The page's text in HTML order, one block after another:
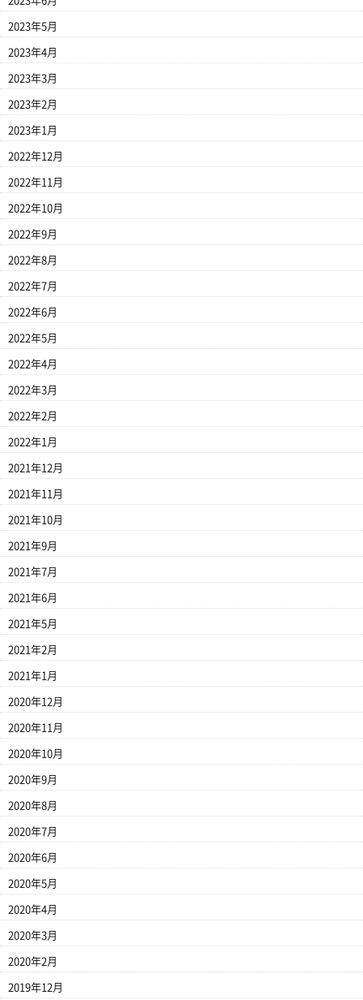
2023年5月
2023年4月
2023年3月
2023年2月
2023年1月
2022年12月
2022年11月
2022年10月
2022年9月
2022年8月
2022年7月
2022年6月
2022年5月
2022年4月
2022年3月
2022年2月
2022年1月
2021年12月
2021年11月
2021年10月
2021年9月
2021年7月
2021年6月
2021年5月
2021年2月
2021年1月
2020年12月
2020年11月
2020年10月
2020年9月
2020年8月
2020年7月
2020年6月
2020年5月
2020年4月
2020年3月
2020年2月
2019年12月